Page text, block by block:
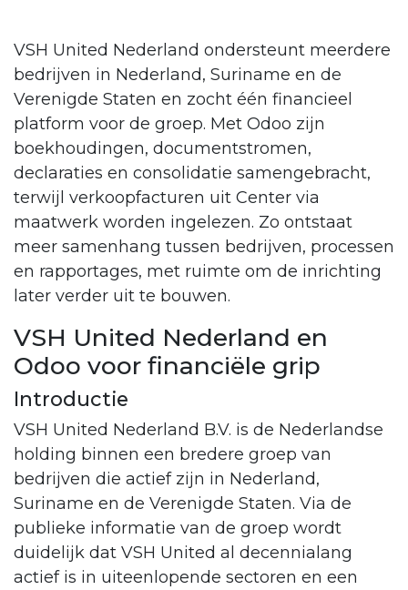
VSH United Nederland ondersteunt meerdere
bedrijven in Nederland, Suriname en de
Verenigde Staten en zocht één financieel
platform voor de groep. Met Odoo zijn
boekhoudingen, documentstromen,
declaraties en consolidatie samengebracht,
terwijl verkoopfacturen uit Center via
maatwerk worden ingelezen. Zo ontstaat
meer samenhang tussen bedrijven, processen
en rapportages, met ruimte om de inrichting
later verder uit te bouwen.
VSH United Nederland en
Odoo voor financiële grip
Introductie
VSH United Nederland B.V. is de Nederlandse
holding binnen een bredere groep van
bedrijven die actief zijn in Nederland,
Suriname en de Verenigde Staten. Via de
publieke informatie van de groep wordt
duidelijk dat VSH United al decennialang
actief is in uiteenlopende sectoren en een